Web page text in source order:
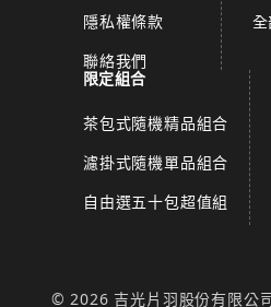
隱私權條款
聯絡我們
限定組合
茶包式隨機精品組合
濾掛式隨機單品組合
自由選五十包超值組
© 2026 吉光片羽股份有限